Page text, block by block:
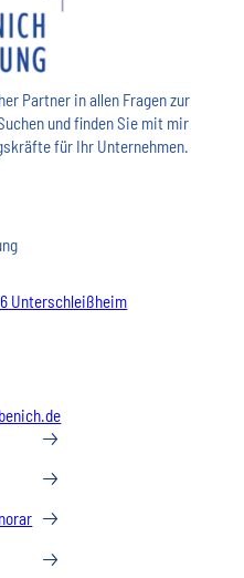
Partner in allen Fragen zur
und finden Sie mit mir
für Ihr Unternehmen.
Unterschleißheim